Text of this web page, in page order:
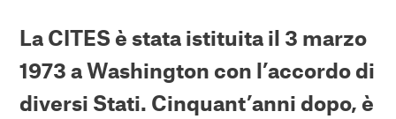
La CITES è stata istituita il 3 marzo
1973 a Washington con l’accordo di
diversi Stati. Cinquant’anni dopo, è